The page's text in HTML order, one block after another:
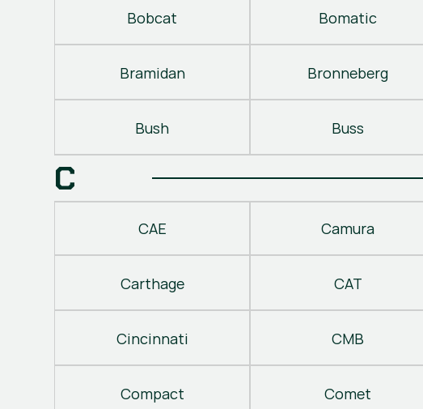
Bobcat Bomatic
Bramidan Bronneberg
Bush Buss
C
CAE Camura
Carthage CAT
Cincinnati CMB
Compact Comet